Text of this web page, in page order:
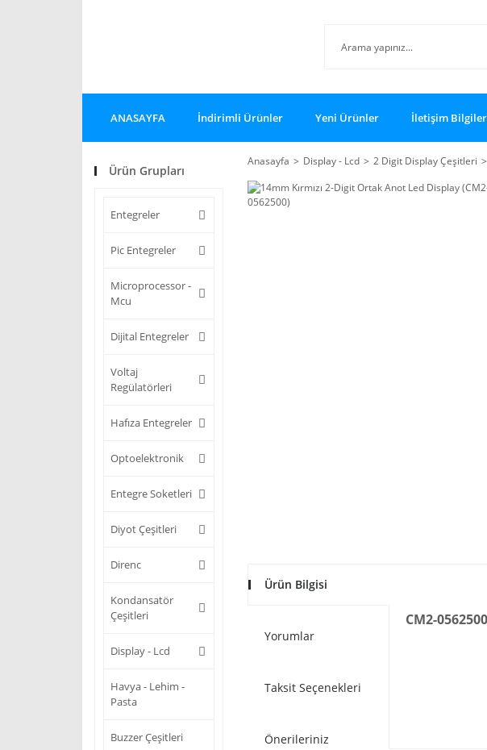
ANASAYFA İndirimli Ürünler Yeni Ürünler İletişim
Ürün Grupları
Entegreler
Pic Entegreler
Microprocessor -
Mcu
Dijital Entegreler
Voltaj
Regülatörleri
Hafıza Entegreler
Optoelektronik
Entegre Soketleri
Diyot Çeşitleri
Direnc
Kondansatör
Çeşitleri
Display - Lcd
Havya - Lehim -
Pasta
Buzzer Çeşitleri
Anasayfa Display - Lcd 2 Digit Display Çeşitleri
Ürün Bilgisi
Yorumlar
Taksit Seçenekleri
Önerileriniz
CM2-